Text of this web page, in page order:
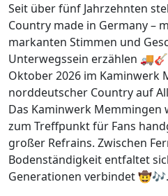
Seit über fünf Jahrzehnten
Country made in Germany –
markanten Stimmen und
Unterwegssein erzählen
Oktober 2026 im
norddeutscher Country auf
Das Kaminwerk Memmingen
zum Treffpunkt für Fans
großer Refrains. Zwischen
Bodenständigkeit entfaltet
Generationen verbindet 🤠🎶.